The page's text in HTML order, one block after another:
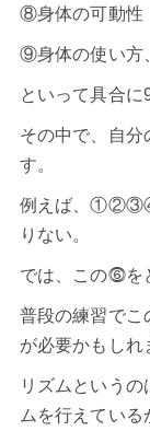
⑧身体の可動性
⑨身体の使い方
といって具合に
その中で、自分
す。
例えば、
りない。
では、この⓺を
普段の練習でこ
が必要かもしれ
リズムという
ムを行えている